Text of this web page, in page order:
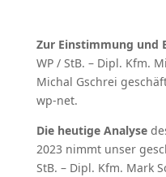
Zur Einstimmung und
WP / StB. – Dipl. Kfm.
Michal Gschrei
wp-net.
Die heutige Analyse
2023 nimmt unser
StB. – Dipl. Kfm. Mark